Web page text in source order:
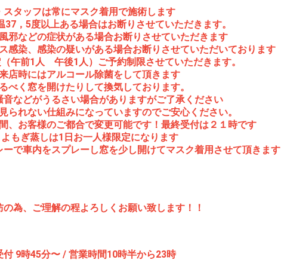
スタッフは常にマスク着用で施術します
37，5度以上ある場合はお断りさせていただきます。
邪などの症状がある場合お断りさせていただきます
感染、感染の疑いがある場合お断りさせていただいております
（午前1人 午後1人）ご予約制限させていただきます。
来店時にはアルコール除菌をして頂きます
べく窓を開けたりして換気しております。
音などがうるさい場合がありますがご了承ください
られない仕組みになっていますのでご安心ください。
、お客様のご都合で変更可能です！最終受付は２１時です
よもぎ蒸しは1日お一人様限定になります
ーで車内をスプレーし窓を少し開けてマスク着用させて頂きます
の為、ご理解の程よろしくお願い致します！！
付 9時45分〜 / 営業時間10時半から23時